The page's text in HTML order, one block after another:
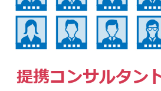
提携コンサルタン